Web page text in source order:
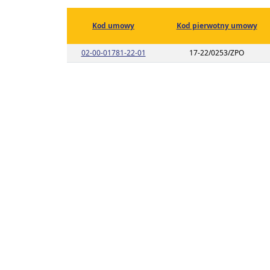
Kod umowy Kod pierwotny umowy
02-00-01781-22-01 Link do listy planu umowy o kodzie
17-22/0253/ZPO